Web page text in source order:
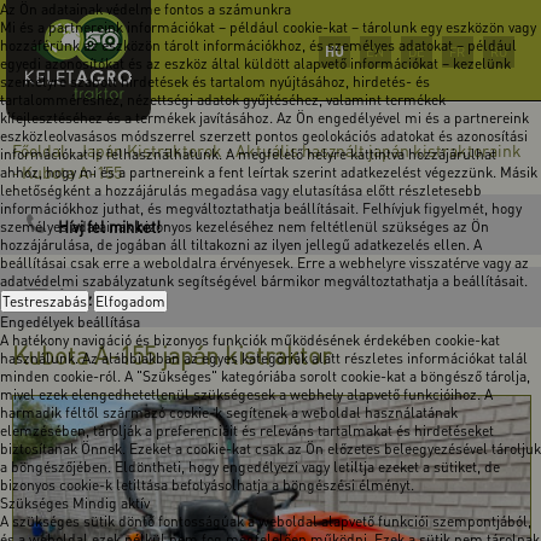
Az Ön adatainak védelme fontos a számunkra
Mi és a partnereink információkat – például cookie-kat – tárolunk egy eszközön vagy
hozzáférünk az eszközön tárolt információkhoz, és személyes adatokat – például
egyedi azonosítókat és az eszköz által küldött alapvető információkat – kezelünk
személyre szabott hirdetések és tartalom nyújtásához, hirdetés- és
tartalomméréshez, nézettségi adatok gyűjtéséhez, valamint termékek
kifejlesztéséhez és a termékek javításához. Az Ön engedélyével mi és a partnereink
eszközleolvasásos módszerrel szerzett pontos geolokációs adatokat és azonosítási
információkat is felhasználhatunk. A megfelelő helyre kattintva hozzájárulhat
ahhoz, hogy mi és a partnereink a fent leírtak szerint adatkezelést végezzünk. Másik
lehetőségként a hozzájárulás megadása vagy elutasítása előtt részletesebb
információkhoz juthat, és megváltoztathatja beállításait. Felhívjuk figyelmét, hogy
személyes adatainak bizonyos kezeléséhez nem feltétlenül szükséges az Ön
hozzájárulása, de jogában áll tiltakozni az ilyen jellegű adatkezelés ellen. A
beállításai csak erre a weboldalra érvényesek. Erre a webhelyre visszatérve vagy az
adatvédelmi szabályzatunk segítségével bármikor megváltoztathatja a beállításait.
Testreszabás Elfogadom
Engedélyek beállítása
A hatékony navigáció és bizonyos funkciók működésének érdekében cookie-kat
használunk. Az alábbiakban az egyes kategóriák alatt részletes információkat talál
minden cookie-ról. A "Szükséges" kategóriába sorolt cookie-kat a böngésző tárolja,
mivel ezek elengedhetetlenül szükségesek a webhely alapvető funkcióihoz. A
harmadik féltől származó cookie-k segítenek a weboldal használatának
elemzésében, tárolják a preferenciáit és releváns tartalmakat és hirdetéseket
biztosítanak Önnek. Ezeket a cookie-kat csak az Ön előzetes beleegyezésével tároljuk
a böngészőjében. Eldöntheti, hogy engedélyezi vagy letiltja ezeket a sütiket, de
bizonyos cookie-k letiltása befolyásolhatja a böngészési élményt.
Szükséges Mindig aktív
A szükséges sütik döntő fontosságúak a weboldal alapvető funkciói szempontjából,
HU EN DE FR RO
Főoldal-Japán Kistraktorok -Aktuális használt japán kistraktoraink
-Kubota A-155
Hívj fel minket!
Írj üzenetet!
Kubota A-155 japán kistraktor